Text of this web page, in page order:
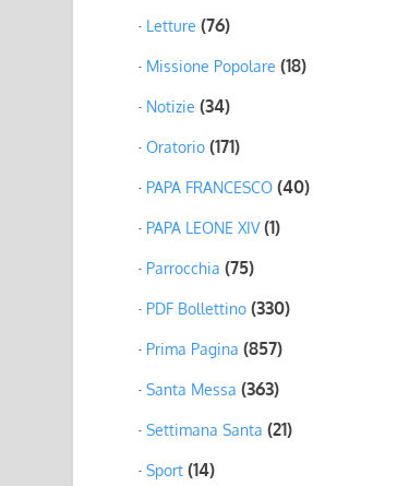
Letture (76)
Missione Popolare (18)
Notizie (34)
Oratorio (171)
PAPA FRANCESCO (40)
PAPA LEONE XIV(1)
Parrocchia (75)
PDF Bollettino (330)
Prima Pagina (857)
Santa Messa (363)
Settimana Santa (21)
Sport (14)